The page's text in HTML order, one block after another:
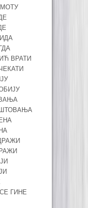
ВРАТИ
ГИНЕ